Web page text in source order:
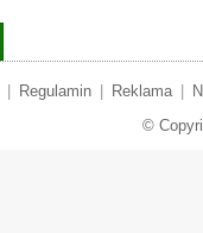
Regulamin Reklama
©